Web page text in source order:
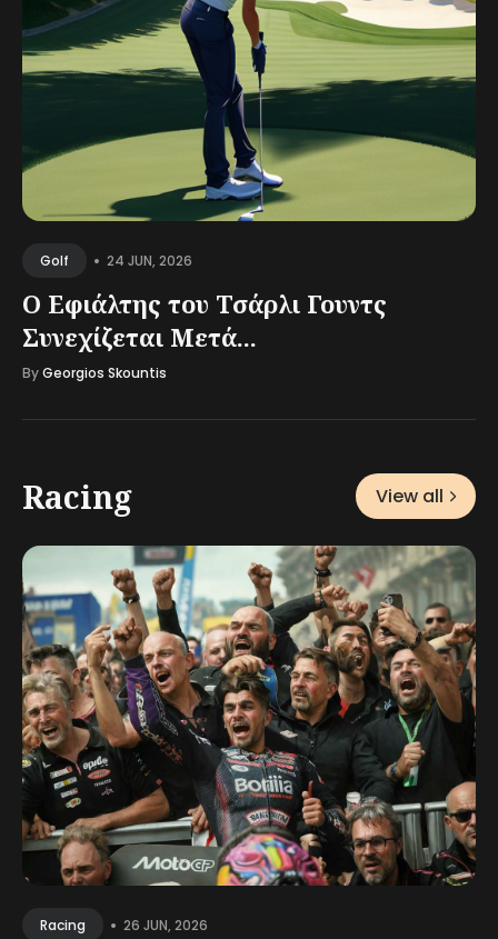
Golf • 24 JUN, 2026
Ο Εφιάλτης του Τσάρλι Γουντς
Συνεχίζεται Μετά...
ByGeorgios Skountis
Racing View all
Racing • 26 JUN, 2026